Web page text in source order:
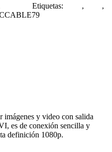
Etiquetas: ,
,
imágenes y video con salida
es de conexión sencilla y
definición 1080p.